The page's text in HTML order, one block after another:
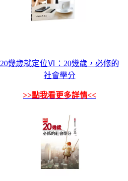
20幾歲就定位Ⅵ：20幾歲，必修的
社會學分
>>點我看更多詳情<<